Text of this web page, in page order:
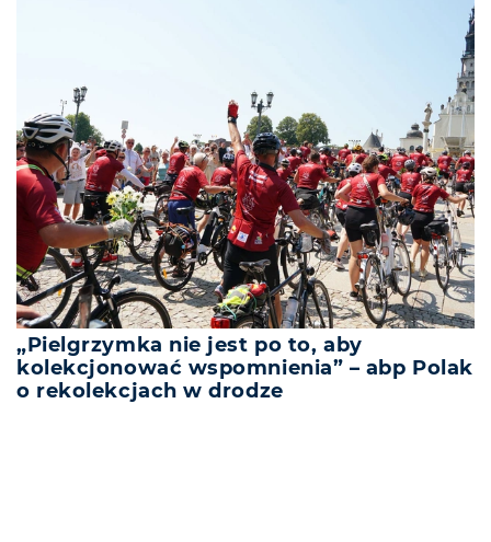
„Pielgrzymka nie jest po to, aby
kolekcjonować wspomnienia” – abp Polak
o rekolekcjach w drodze